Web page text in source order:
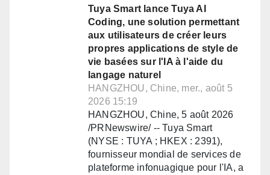
Tuya Smart lance Tuya AI
Coding, une solution permettant
aux utilisateurs de créer leurs
propres applications de style de
vie basées sur l'IA à l'aide du
langage naturel
HANGZHOU, Chine, mer., août 5
2026 15:19
HANGZHOU, Chine, 5 août 2026
/PRNewswire/ -- Tuya Smart
(NYSE : TUYA ; HKEX : 2391),
fournisseur mondial de services de
plateforme infonuagique pour l'IA, a